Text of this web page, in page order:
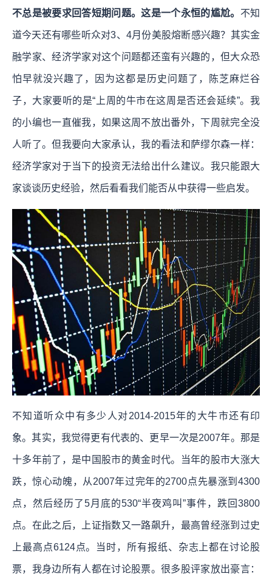
不总是被要求回答短期问题。这是一个永恒的尴尬。 不知
道今天还有哪些听众对3、4月份美股熔断感兴趣？其实金
融学家、经济学家对这个问题都还蛮有兴趣的，但大众恐
怕早就没兴趣了，因为这都是历史问题了，陈芝麻烂谷
子，大家要听的是“上周的牛市在这周是否还会延续”。我
的小编也一直催我，如果这周不放出番外，下周就完全没
人听了。但我要向大家承认，我的看法和萨缪尔森一样：
经济学家对于当下的投资无法给出什么建议。我只能跟大
家谈谈历史经验，然后看看我们能否从中获得一些启发。
不知道听众中有多少人对2014-2015年的大牛市还有印
象。其实，我觉得更有代表的、更早一次是2007年。那是
十多年前了，是中国股市的黄金时代。当年的股市大涨大
跌，惊心动魄，从2007年过完年的2700点先暴涨到4300
点，然后经历了5月底的530“半夜鸡叫”事件，跌回3800
点。在此之后，上证指数又一路飙升，最高曾经涨到过史
上最高点6124点。当时，所有报纸、杂志上都在讨论股
票，我身边所有人都在讨论股票。很多股评家放出豪言：